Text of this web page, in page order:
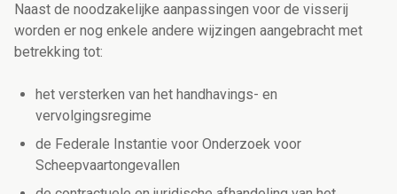
Naast de noodzakelijke aanpassingen voor de visserij
worden er nog enkele andere wijzingen aangebracht met
betrekking tot:
het versterken van het handhavings- en
vervolgingsregime
de Federale Instantie voor Onderzoek voor
Scheepvaartongevallen